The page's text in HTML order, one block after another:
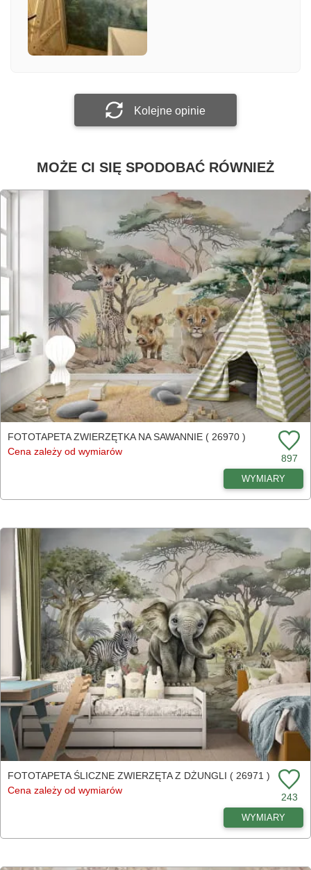
Załącz zdjęcie
Kolejne opinie
MOŻE CI SIĘ SPODOBAĆ RÓWNIEŻ
FOTOTAPETA ZWIERZĘTKA NA SAWANNIE ( 26970 )
Cena zależy od wymiarów
897
WYMIARY
FOTOTAPETA ŚLICZNE ZWIERZĘTA Z DŻUNGLI ( 26971 )
Cena zależy od wymiarów
243
WYMIARY